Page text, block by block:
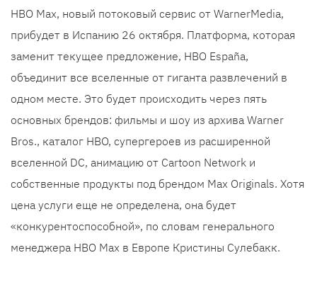
HBO Max, новый потоковый сервис от WarnerMedia,
прибудет в Испанию 26 октября. Платформа, которая
заменит текущее предложение, HBO España,
объединит все вселенные от гиганта развлечений в
одном месте. Это будет происходить через пять
основных брендов: фильмы и шоу из архива Warner
Bros., каталог HBO, супергероев из расширенной
вселенной DC, анимацию от Cartoon Network и
собственные продукты под брендом Max Originals. Хотя
цена услуги еще не определена, она будет
«конкурентоспособной», по словам генерального
менеджера HBO Max в Европе Кристины Сулебакк.